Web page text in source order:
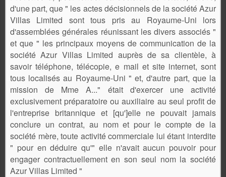
d'une part, que " les actes décisionnels de la société Azur
Villas Limited sont tous pris au Royaume-Uni lors
d'assemblées générales réunissant les divers associés "
et que " les principaux moyens de communication de la
société Azur Villas Limited auprès de sa clientèle, à
savoir téléphone, télécopie, e mail et site internet, sont
tous localisés au Royaume-Uni " et, d'autre part, que la
mission de Mme A..." était d'exercer une activité
exclusivement préparatoire ou auxiliaire au seul profit de
l'entreprise britannique et [qu']elle ne pouvait jamais
conclure un contrat, au nom et pour le compte de la
société mère, toute activité commerciale lui étant interdite
" pour en déduire qu'" elle n'avait aucun pouvoir pour
engager contractuellement en son seul nom la société
Azur Villas Limited "